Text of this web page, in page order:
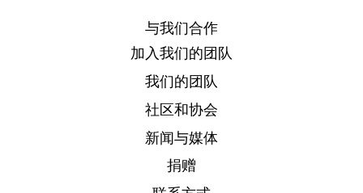
与我们合作
加入我们的团队
我们的团队
社区和协会
新闻与媒体
捐赠